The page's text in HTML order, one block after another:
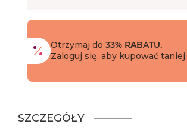
Otrzymaj do 33% RABATU.
Zaloguj się, aby kupować taniej.
SZCZEGÓŁY